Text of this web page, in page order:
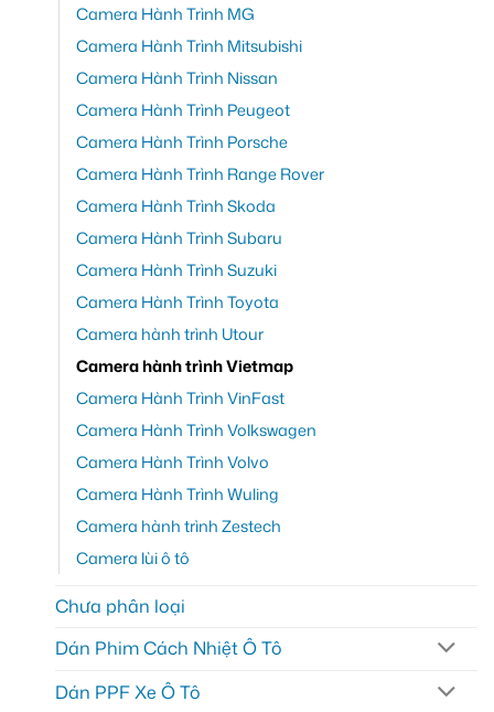
Camera Hành Trình MG
Camera Hành Trình Mitsubishi
Camera Hành Trình Nissan
Camera Hành Trình Peugeot
Camera Hành Trình Porsche
Camera Hành Trình Range Rover
Camera Hành Trình Skoda
Camera Hành Trình Subaru
Camera Hành Trình Suzuki
Camera Hành Trình Toyota
Camera hành trình Utour
Camera hành trình Vietmap
Camera Hành Trình VinFast
Camera Hành Trình Volkswagen
Camera Hành Trình Volvo
Camera Hành Trình Wuling
Camera hành trình Zestech
Camera lùi ô tô
Chưa phân loại
Dán Phim Cách Nhiệt Ô Tô
Dán PPF Xe Ô Tô